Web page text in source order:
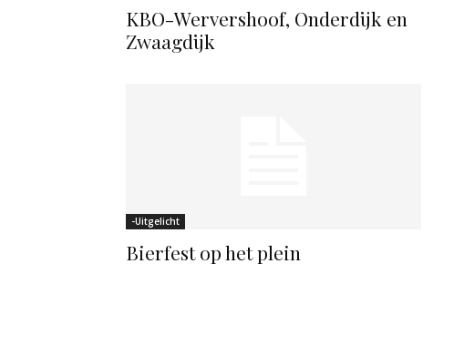
KBO-Wervershoof, Onderdijk en
Zwaagdijk
-Uitgelicht
Bierfest op het plein